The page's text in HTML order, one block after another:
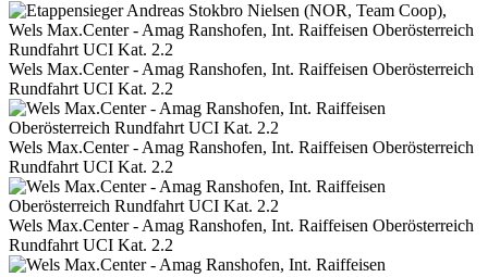
Wels Max.Center - Amag Ranshofen, Int. Raiffeisen Oberösterreich
Rundfahrt UCI Kat. 2.2
Wels Max.Center - Amag Ranshofen, Int. Raiffeisen Oberösterreich
Rundfahrt UCI Kat. 2.2
Wels Max.Center - Amag Ranshofen, Int. Raiffeisen Oberösterreich
Rundfahrt UCI Kat. 2.2